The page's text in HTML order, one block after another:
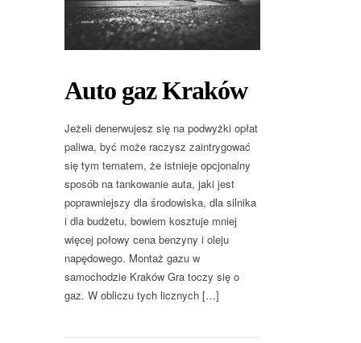
Auto gaz Kraków
Jeżeli denerwujesz się na podwyżki opłat
paliwa, być może raczysz zaintrygować
się tym tematem, że istnieje opcjonalny
sposób na tankowanie auta, jaki jest
poprawniejszy dla środowiska, dla silnika
i dla budżetu, bowiem kosztuje mniej
więcej połowy cena benzyny i oleju
napędowego. Montaż gazu w
samochodzie Kraków Gra toczy się o
gaz. W obliczu tych licznych […]